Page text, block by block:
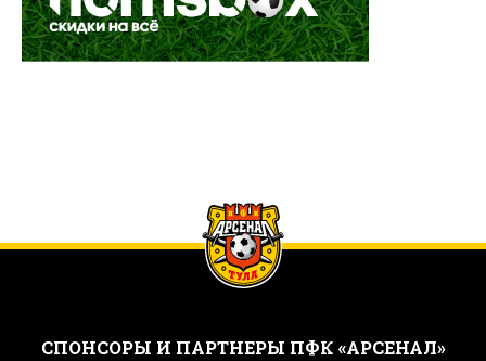
CПОНСОРЫ И ПАРТНЕРЫ ПФК «АРСЕНАЛ»